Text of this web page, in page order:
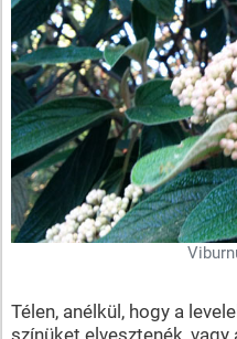
Télen, anélkül, hogy a